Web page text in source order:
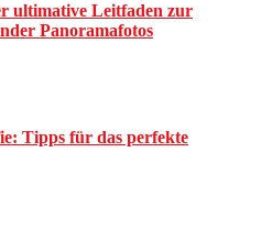
ultimative Leitfaden zur
Panoramafotos
Tipps für das perfekte